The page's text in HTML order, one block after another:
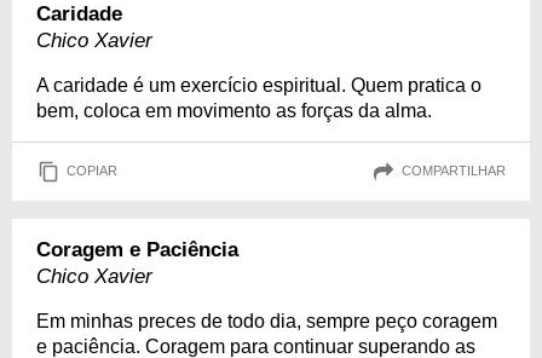
Caridade
Chico Xavier
A caridade é um exercício espiritual. Quem pratica o
bem, coloca em movimento as forças da alma.
COPIAR COMPARTILHAR
Coragem e Paciência
Chico Xavier
Em minhas preces de todo dia, sempre peço coragem
e paciência. Coragem para continuar superando as